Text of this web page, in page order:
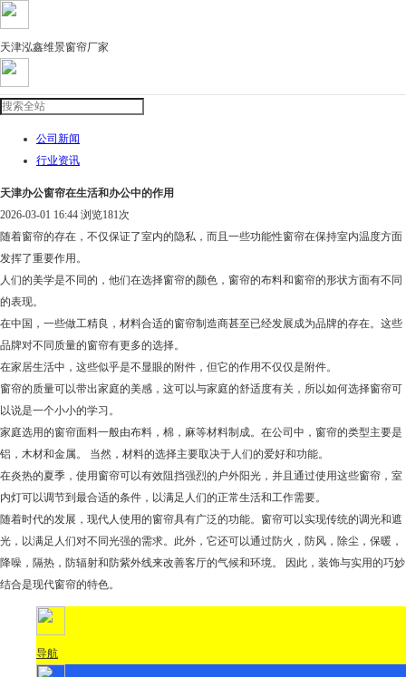
天津泓鑫维景窗帘厂家
公司新闻
行业资讯
天津办公窗帘在生活和办公中的作用
2026-03-01 16:44 浏览181次
随着窗帘的存在，不仅保证了室内的隐私，而且一些功能性窗帘在保持室内温度方面
发挥了重要作用。
人们的美学是不同的，他们在选择窗帘的颜色，窗帘的布料和窗帘的形状方面有不同
的表现。
在中国，一些做工精良，材料合适的窗帘制造商甚至已经发展成为品牌的存在。这些
品牌对不同质量的窗帘有更多的选择。
在家居生活中，这些似乎是不显眼的附件，但它的作用不仅仅是附件。
窗帘的质量可以带出家庭的美感，这可以与家庭的舒适度有关，所以如何选择窗帘可
以说是一个小小的学习。
家庭选用的窗帘面料一般由布料，棉，麻等材料制成。在公司中，窗帘的类型主要是
铝，木材和金属。 当然，材料的选择主要取决于人们的爱好和功能。
在炎热的夏季，使用窗帘可以有效阻挡强烈的户外阳光，并且通过使用这些窗帘，室
内灯可以调节到最合适的条件，以满足人们的正常生活和工作需要。
随着时代的发展，现代人使用的窗帘具有广泛的功能。窗帘可以实现传统的调光和遮
光，以满足人们对不同光强的需求。此外，它还可以通过防火，防风，除尘，保暖，
降噪，隔热，防辐射和防紫外线来改善客厅的气候和环境。 因此，装饰与实用的巧妙
结合是现代窗帘的特色。
导航